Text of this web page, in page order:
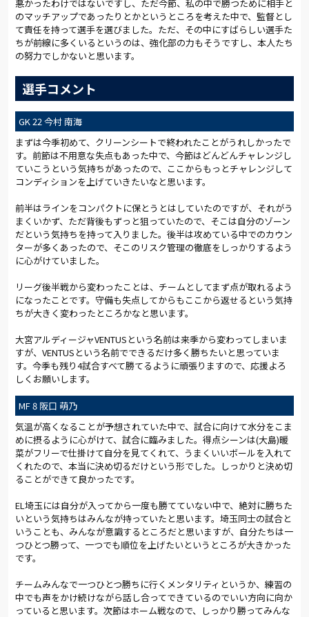
悪かったわけではないですし、ただ今節、私の中で勝つために相手と
のマッチアップであったりとかというところを考えた中で、監督とし
て責任を持って選手を選びました。ただ、その中にすばらしい選手た
ちが前線に多くいるというのは、強化部の力もそうですし、本人たち
の努力でしかないと思います。
選手コメント
GK 22 今村 南海
まずは今季初めて、クリーンシートで終われたことがうれしかったで
す。前節は不用意な失点もあった中で、今節はどんどんチャレンジし
ていこうという気持ちがあったので、ここからもっとチャレンジして
コンディションを上げていきたいなと思います。
前半はラインをコンパクトに保とうとはしていたのですが、それがう
まくいかず、ただ背後もずっと狙っていたので、そこは自分のゾーン
だという気持ちを持って入りました。後半は攻めている中でのカウン
ターが多くあったので、そこのリスク管理の徹底をしっかりするよう
に心がけていました。
リーグ後半戦から変わったことは、チームとしてまず点が取れるよう
になったことです。守備も失点してからもここから返せるという気持
ちが大きく変わったところかなと思います。
大宮アルディージャVENTUSという名前は来季から変わってしまいま
すが、VENTUSという名前でできるだけ多く勝ちたいと思っていま
す。今季も残り4試合すべて勝てるように頑張りますので、応援よろ
しくお願いします。
MF 8 阪口 萌乃
気温が高くなることが予想されていた中で、試合に向けて水分をこま
めに摂るように心がけて、試合に臨みました。得点シーンは(大島)暖
菜がフリーで仕掛けて自分を見てくれて、うまくいいボールを入れて
くれたので、本当に決め切るだけという形でした。しっかりと決め切
ることができて良かったです。
EL埼玉には自分が入ってから一度も勝てていない中で、絶対に勝ちた
いという気持ちはみんなが持っていたと思います。埼玉同士の試合と
いうことも、みんなが意識するところだと思いますが、自分たちは一
つひとつ勝って、一つでも順位を上げたいというところが大きかった
です。
チームみんなで一つひとつ勝ちに行くメンタリティというか、練習の
中でも声をかけ続けながら話し合ってできているのでいい方向に向か
っていると思います。次節はホーム戦なので、しっかり勝ってみんな